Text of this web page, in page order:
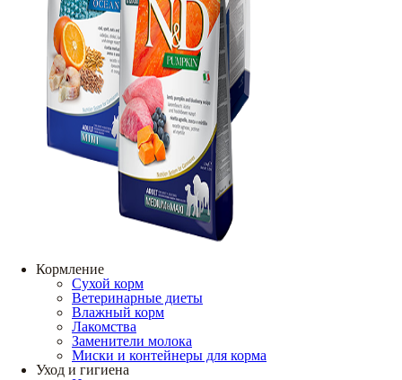
Кормление
Сухой корм
Ветеринарные диеты
Влажный корм
Лакомства
Заменители молока
Миски и контейнеры для корма
Уход и гигиена